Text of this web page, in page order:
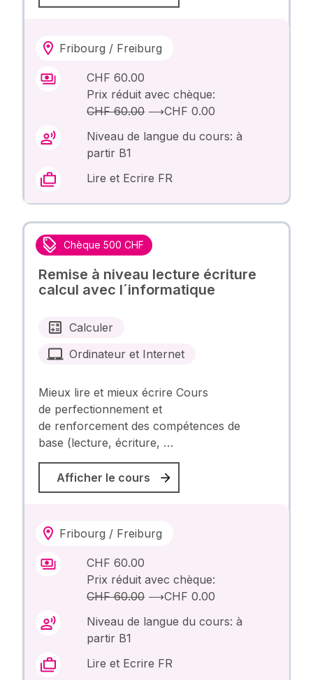
Fribourg / Freiburg
CHF 60.00
Prix réduit avec chèque:
CHF 60.00⟶CHF 0.00
Niveau de langue du cours: à
partir B1
Lire et Ecrire FR
Chèque 500 CHF
Remise à niveau lecture écriture
calcul avec l´informatique
Calculer
Ordinateur et Internet
Mieux lire et mieux écrire Cours
de perfectionnement et
de renforcement des compétences de
base (lecture, écriture, …
Afficher le cours
Fribourg / Freiburg
CHF 60.00
Prix réduit avec chèque:
CHF 60.00⟶CHF 0.00
Niveau de langue du cours: à
partir B1
Lire et Ecrire FR